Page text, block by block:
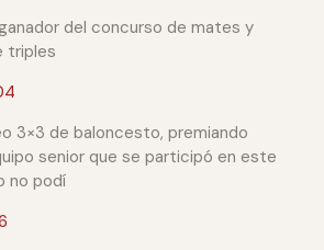
del concurso de mates y
triples
3×3 de baloncesto, premiando
senior que se participó en este
no podí